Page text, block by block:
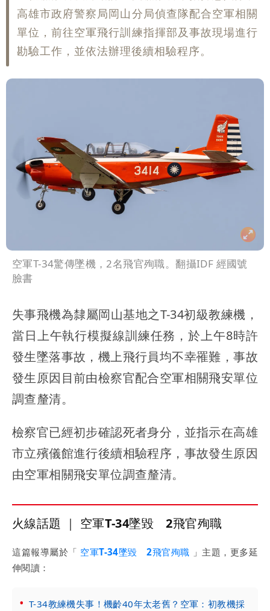
高雄市政府警察局岡山分局偵查隊配合空軍相關
單位，前往空軍飛行訓練指揮部及事故現場進行
勘驗工作，並依法辦理後續相驗程序。
空軍T-34驚傳墜機，2名飛官殉職。翻攝IDF 經國號
臉書
失事飛機為隸屬岡山基地之T-34初級教練機，
當日上午執行模擬線訓練任務，於上午8時許
發生墜落事故，機上飛行員均不幸罹難，事故
發生原因目前由檢察官配合空軍相關飛安單位
調查釐清。
檢察官已經初步確認死者身分，並指示在高雄
市立殯儀館進行後續相驗程序，事故發生原因
由空軍相關飛安單位調查釐清。
火線話題 ｜ 空軍T-34墜毀 2飛官殉職
這篇報導屬於「 空軍T-34墜毀 2飛官殉職 」主題，更多延
伸閱讀：
T-34教練機失事！機齡40年太老舊？空軍：初教機採